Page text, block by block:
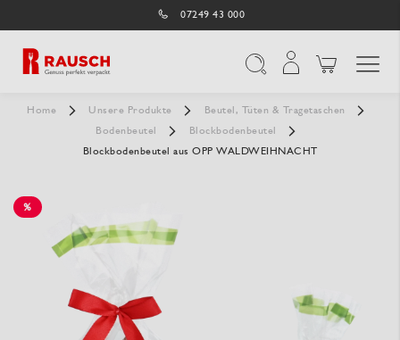
07249 43 000
Home Unsere Produkte
Beutel, Tüten & Tragetaschen
Bodenbeutel
Blockbodenbeutel
Blockbodenbeutel aus OPP WALDWEIHNACHT
%